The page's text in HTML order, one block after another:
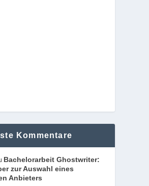
Kommentare
Bachelorarbeit Ghostwriter:
zur Auswahl eines
Anbieters